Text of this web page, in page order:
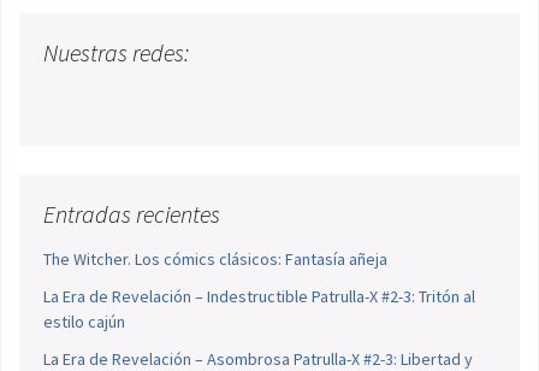
Nuestras redes:
Entradas recientes
The Witcher. Los cómics clásicos: Fantasía añeja
La Era de Revelación – Indestructible Patrulla-X #2-3: Tritón al
estilo cajún
La Era de Revelación – Asombrosa Patrulla-X #2-3: Libertad y